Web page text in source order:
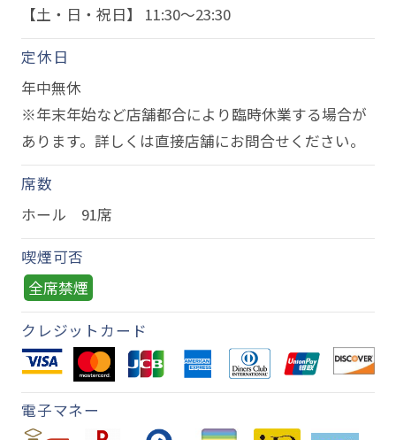
【土・日・祝日】 11:30～23:30
定休日
年中無休
※年末年始など店舗都合により臨時休業する場合が
あります。詳しくは直接店舗にお問合せください。
席数
ホール 91席
喫煙可否
全席禁煙
クレジットカード
電子マネー